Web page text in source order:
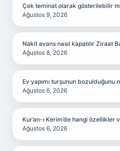
Çek teminat olarak gösterilebilir
Ağustos 9, 2026
Nakit avans nasıl kapatılır Ziraat
Ağustos 8, 2026
Ev yapımı turşunun bozulduğunu
Ağustos 6, 2026
Kur’an-ı Kerim’de hangi özellikler
Ağustos 6, 2026